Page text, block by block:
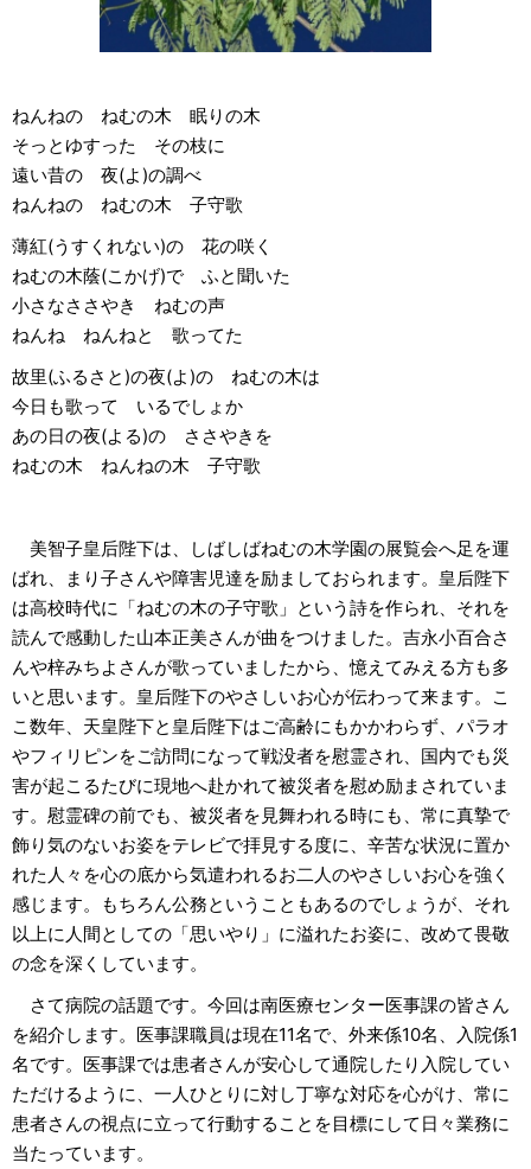
ねんねの ねむの木 眠りの木
そっとゆすった その枝に
遠い昔の 夜(よ)の調べ
ねんねの ねむの木 子守歌
薄紅(うすくれない)の 花の咲く
ねむの木蔭(こかげ)で ふと聞いた
小さなささやき ねむの声
ねんね ねんねと 歌ってた
故里(ふるさと)の夜(よ)の ねむの木は
今日も歌って いるでしょか
あの日の夜(よる)の ささやきを
ねむの木 ねんねの木 子守歌
美智子皇后陛下は、しばしばねむの木学園の展覧会へ足を運
ばれ、まり子さんや障害児達を励ましておられます。皇后陛下
は高校時代に「ねむの木の子守歌」という詩を作られ、それを
読んで感動した山本正美さんが曲をつけました。吉永小百合さ
んや梓みちよさんが歌っていましたから、憶えてみえる方も多
いと思います。皇后陛下のやさしいお心が伝わって来ます。こ
こ数年、天皇陛下と皇后陛下はご高齢にもかかわらず、パラオ
やフィリピンをご訪問になって戦没者を慰霊され、国内でも災
害が起こるたびに現地へ赴かれて被災者を慰め励まされていま
す。慰霊碑の前でも、被災者を見舞われる時にも、常に真摯で
飾り気のないお姿をテレビで拝見する度に、辛苦な状況に置か
れた人々を心の底から気遣われるお二人のやさしいお心を強く
感じます。もちろん公務ということもあるのでしょうが、それ
以上に人間としての「思いやり」に溢れたお姿に、改めて畏敬
の念を深くしています。
さて病院の話題です。今回は南医療センター医事課の皆さん
を紹介します。医事課職員は現在11名で、外来係10名、入院係1
名です。医事課では患者さんが安心して通院したり入院してい
ただけるように、一人ひとりに対し丁寧な対応を心がけ、常に
患者さんの視点に立って行動することを目標にして日々業務に
当たっています。